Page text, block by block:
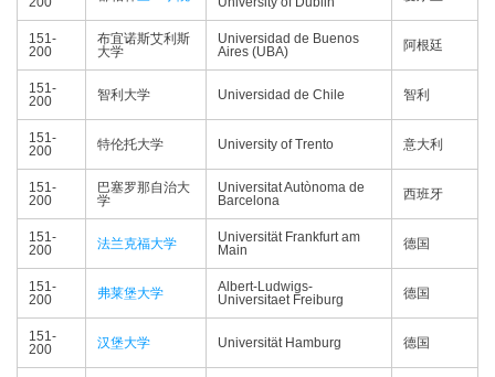
151-
200
布宜诺斯艾利斯
大学
Universidad de Buenos
Aires (UBA)
阿根廷
151-
200
智利大学 Universidad de Chile 智利
151-
200
特伦托大学 University of Trento 意大利
151-
200
巴塞罗那自治大
学
Universitat Autònoma de
Barcelona
西班牙
151-
200
法兰克福大学
Universität Frankfurt am
Main
德国
151-
200
弗莱堡大学
Albert-Ludwigs-
Universitaet Freiburg
德国
151-
200
汉堡大学 Universität Hamburg 德国